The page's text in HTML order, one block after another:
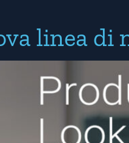
linea di